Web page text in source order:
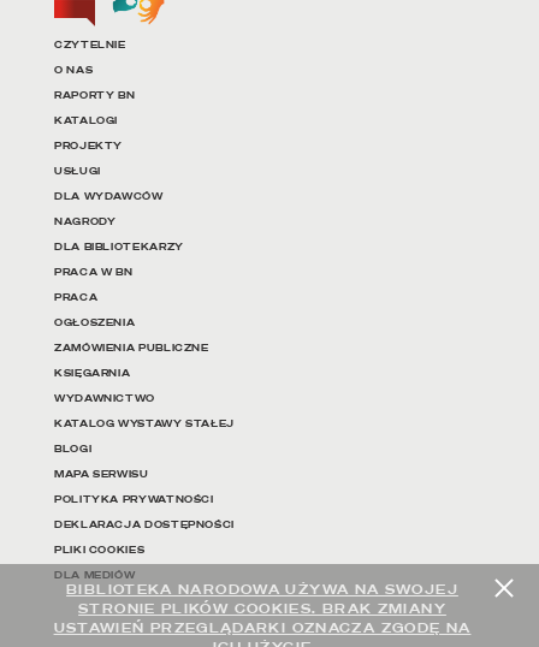
BIBLIOTEKA NARODOWA UŻYWA NA SWOJEJ
STRONIE PLIKÓW COOKIES. BRAK ZMIANY
USTAWIEŃ PRZEGLĄDARKI OZNACZA ZGODĘ NA
Linki do najważniejszych
CZYTELNIE
O NAS
RAPORTY BN
KATALOGI
PROJEKTY
USŁUGI
DLA WYDAWCÓW
NAGRODY
DLA BIBLIOTEKARZY
PRACA W BN
PRACA
OGŁOSZENIA
ZAMÓWIENIA PUBLICZNE
KSIĘGARNIA
WYDAWNICTWO
KATALOG WYSTAWY STAŁEJ
BLOGI
MAPA SERWISU
POLITYKA PRYWATNOŚCI
DEKLARACJA DOSTĘPNOŚCI
PLIKI COOKIES
DLA MEDIÓW